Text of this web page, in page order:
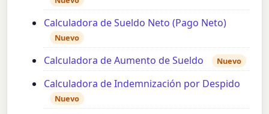
Calculadora de Sueldo Neto (Pago Neto)
Nuevo
Calculadora de Aumento de Sueldo Nuevo
Calculadora de Indemnización por Despido
Nuevo